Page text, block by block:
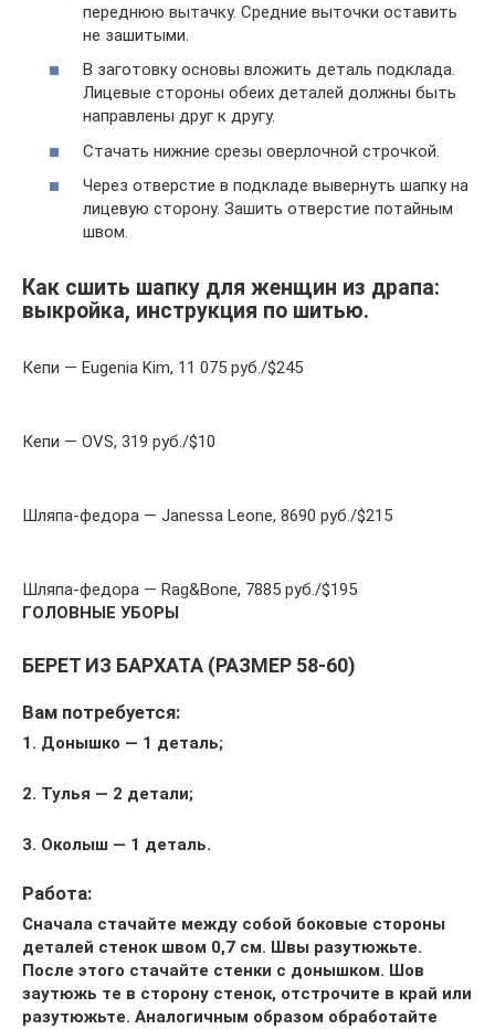
переднюю вытачку. Средние выточки оставить
не зашитыми.
В заготовку основы вложить деталь подклада.
Лицевые стороны обеих деталей должны быть
направлены друг к другу.
Стачать нижние срезы оверлочной строчкой.
Через отверстие в подкладе вывернуть шапку на
лицевую сторону. Зашить отверстие потайным
швом.
Как сшить шапку для женщин из драпа:
выкройка, инструкция по шитью.
Кепи — Eugenia Kim, 11 075 руб./$245
Кепи — OVS, 319 руб./$10
Шляпа-федора — Janessa Leone, 8690 руб./$215
Шляпа-федора — Rag&Bone, 7885 руб./$195
ГОЛОВНЫЕ УБОРЫ
БЕРЕТ ИЗ БАРХАТА (РАЗМЕР 58-60)
Вам потребуется:
1. Донышко — 1 деталь;
2. Тулья — 2 детали;
3. Околыш — 1 деталь.
Работа:
Сначала стачайте между собой боковые стороны
деталей стенок швом 0,7 см. Швы разутюжьте.
После этого стачайте стенки с донышком. Шов
заутюжь те в сторону стенок, отстрочите в край или
разутюжьте. Аналогичным образом обработайте